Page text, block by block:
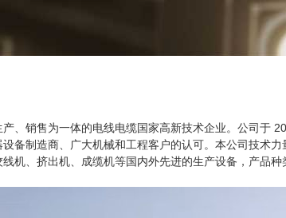
、销售为一体的电线电缆国家高新技术企业。公司于
备制造商、广大机械和工程客户的认可。本公司技术
机、挤出机、成缆机等国内外先进的生产设备，产品